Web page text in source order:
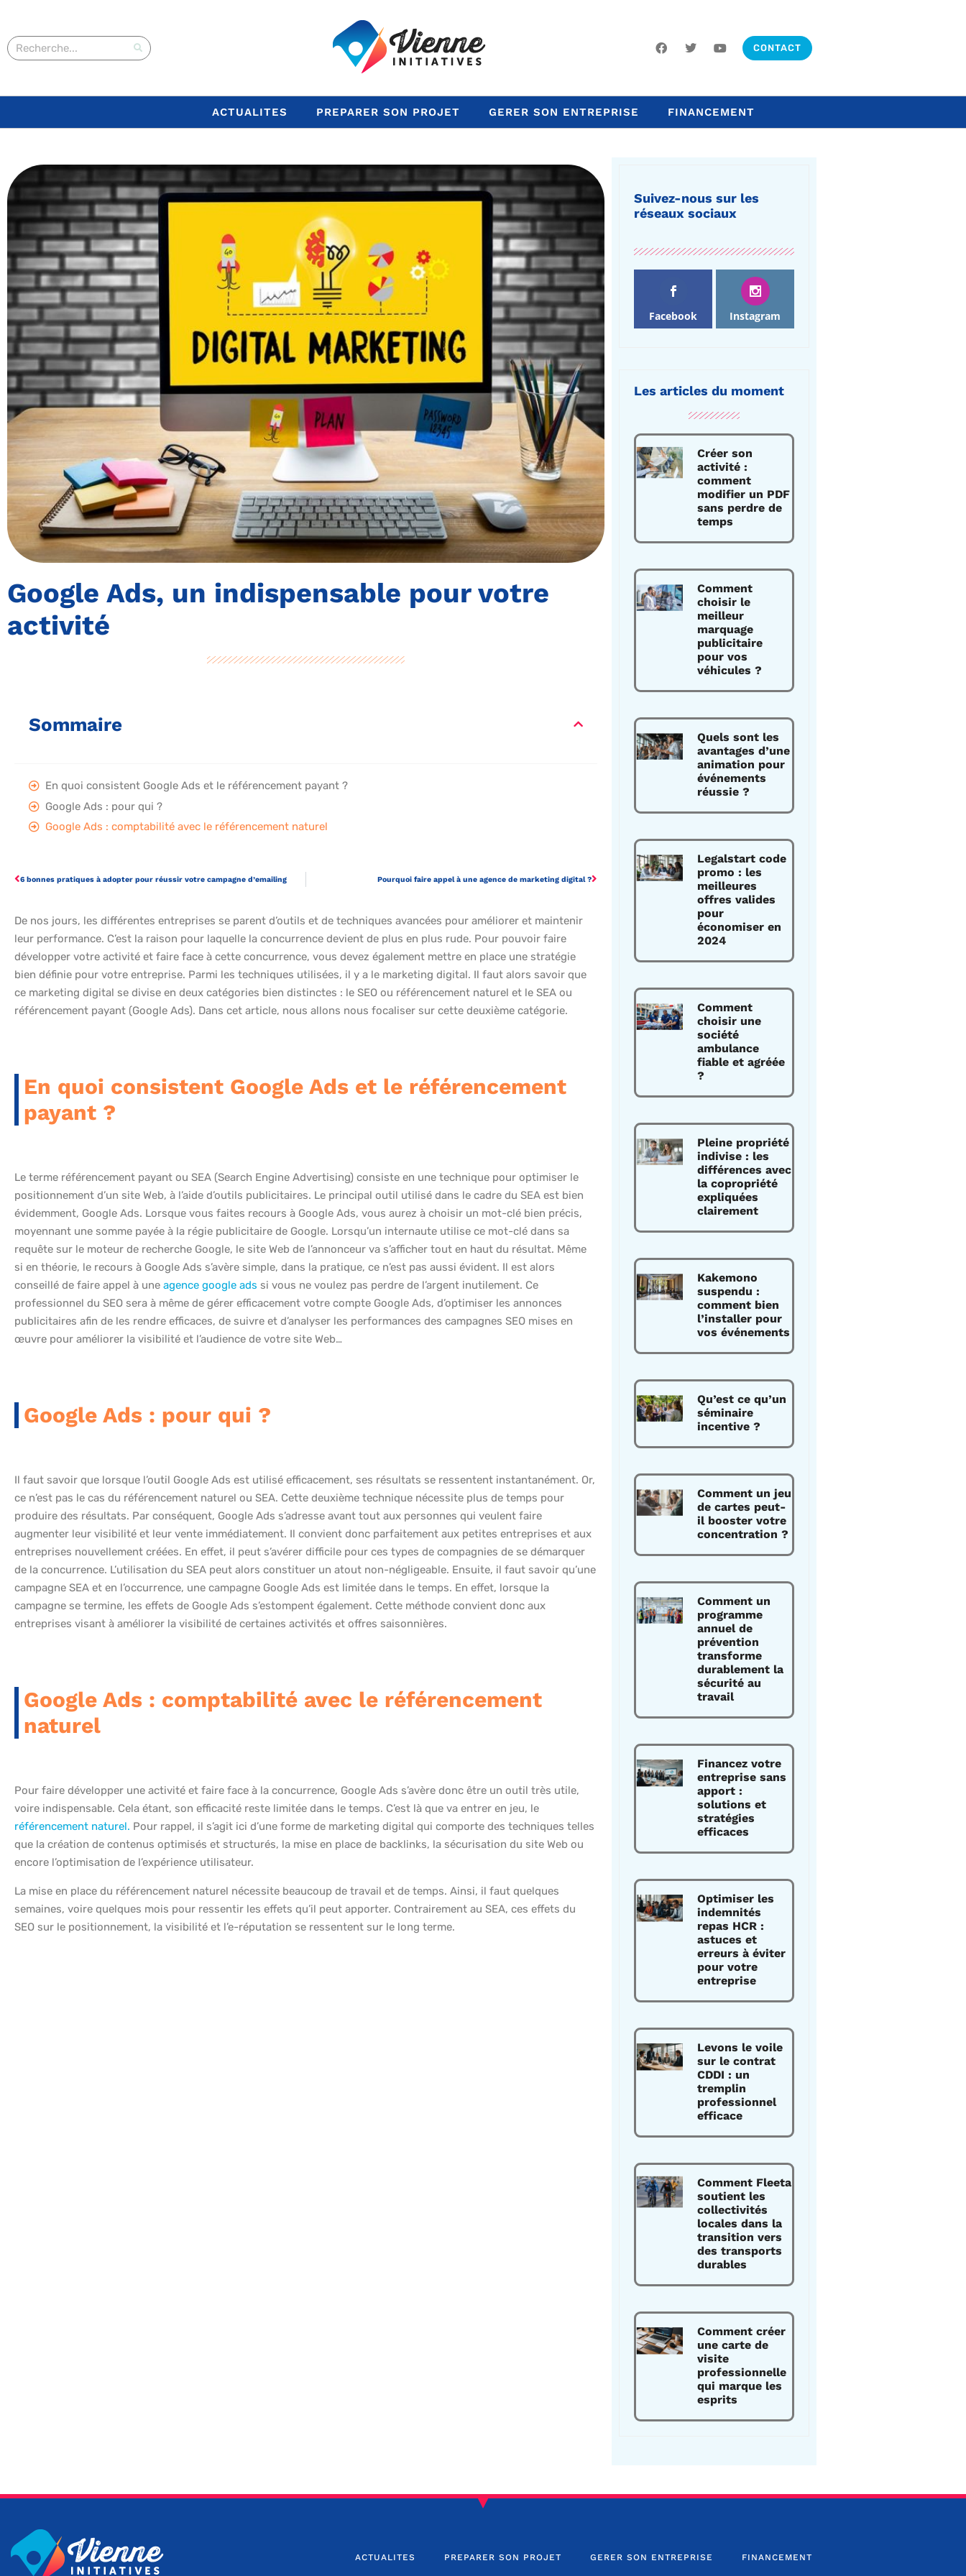
CONTACT
ACTUALITES PREPARER SON PROJET GERER SON ENTREPRISE FINANCEMENT
Google Ads, un indispensable pour votre
activité
Sommaire
En quoi consistent Google Ads et le référencement payant ?
Google Ads : pour qui ?
Google Ads : comptabilité avec le référencement naturel
6 bonnes pratiques à adopter pour réussir votre campagne d’emailing Pourquoi faire appel à une agence de marketing digital ?
De nos jours, les différentes entreprises se parent d’outils et de techniques avancées pour améliorer et maintenir
leur performance. C’est la raison pour laquelle la concurrence devient de plus en plus rude. Pour pouvoir faire
développer votre activité et faire face à cette concurrence, vous devez également mettre en place une stratégie
bien définie pour votre entreprise. Parmi les techniques utilisées, il y a le marketing digital. Il faut alors savoir que
ce marketing digital se divise en deux catégories bien distinctes : le SEO ou référencement naturel et le SEA ou
référencement payant (Google Ads). Dans cet article, nous allons nous focaliser sur cette deuxième catégorie.
En quoi consistent Google Ads et le référencement
payant ?
Le terme référencement payant ou SEA (Search Engine Advertising) consiste en une technique pour optimiser le
positionnement d’un site Web, à l’aide d’outils publicitaires. Le principal outil utilisé dans le cadre du SEA est bien
évidemment, Google Ads. Lorsque vous faites recours à Google Ads, vous aurez à choisir un mot-clé bien précis,
moyennant une somme payée à la régie publicitaire de Google. Lorsqu’un internaute utilise ce mot-clé dans sa
requête sur le moteur de recherche Google, le site Web de l’annonceur va s’afficher tout en haut du résultat. Même
si en théorie, le recours à Google Ads s’avère simple, dans la pratique, ce n’est pas aussi évident. Il est alors
conseillé de faire appel à une agence google ads si vous ne voulez pas perdre de l’argent inutilement. Ce
professionnel du SEO sera à même de gérer efficacement votre compte Google Ads, d’optimiser les annonces
publicitaires afin de les rendre efficaces, de suivre et d’analyser les performances des campagnes SEO mises en
œuvre pour améliorer la visibilité et l’audience de votre site Web…
Google Ads : pour qui ?
Il faut savoir que lorsque l’outil Google Ads est utilisé efficacement, ses résultats se ressentent instantanément. Or,
ce n’est pas le cas du référencement naturel ou SEA. Cette deuxième technique nécessite plus de temps pour
produire des résultats. Par conséquent, Google Ads s’adresse avant tout aux personnes qui veulent faire
augmenter leur visibilité et leur vente immédiatement. Il convient donc parfaitement aux petites entreprises et aux
entreprises nouvellement créées. En effet, il peut s’avérer difficile pour ces types de compagnies de se démarquer
de la concurrence. L’utilisation du SEA peut alors constituer un atout non-négligeable. Ensuite, il faut savoir qu’une
campagne SEA et en l’occurrence, une campagne Google Ads est limitée dans le temps. En effet, lorsque la
campagne se termine, les effets de Google Ads s’estompent également. Cette méthode convient donc aux
entreprises visant à améliorer la visibilité de certaines activités et offres saisonnières.
Google Ads : comptabilité avec le référencement
naturel
Pour faire développer une activité et faire face à la concurrence, Google Ads s’avère donc être un outil très utile,
voire indispensable. Cela étant, son efficacité reste limitée dans le temps. C’est là que va entrer en jeu, le
référencement naturel. Pour rappel, il s’agit ici d’une forme de marketing digital qui comporte des techniques telles
que la création de contenus optimisés et structurés, la mise en place de backlinks, la sécurisation du site Web ou
encore l’optimisation de l’expérience utilisateur.
La mise en place du référencement naturel nécessite beaucoup de travail et de temps. Ainsi, il faut quelques
semaines, voire quelques mois pour ressentir les effets qu’il peut apporter. Contrairement au SEA, ces effets du
SEO sur le positionnement, la visibilité et l’e-réputation se ressentent sur le long terme.
Suivez-nous sur les
réseaux sociaux
Facebook Instagram
Les articles du moment
Créer son
activité :
comment
modifier un PDF
sans perdre de
temps
Comment
choisir le
meilleur
marquage
publicitaire
pour vos
véhicules ?
Quels sont les
avantages d’une
animation pour
événements
réussie ?
Legalstart code
promo : les
meilleures
offres valides
pour
économiser en
2024
Comment
choisir une
société
ambulance
fiable et agréée
?
Pleine propriété
indivise : les
différences avec
la copropriété
expliquées
clairement
Kakemono
suspendu :
comment bien
l’installer pour
vos événements
Qu’est ce qu’un
séminaire
incentive ?
Comment un jeu
de cartes peut-
il booster votre
concentration ?
Comment un
programme
annuel de
prévention
transforme
durablement la
sécurité au
travail
Financez votre
entreprise sans
apport :
solutions et
stratégies
efficaces
Optimiser les
indemnités
repas HCR :
astuces et
erreurs à éviter
pour votre
entreprise
Levons le voile
sur le contrat
CDDI : un
tremplin
professionnel
efficace
Comment Fleeta
soutient les
collectivités
locales dans la
transition vers
des transports
durables
Comment créer
une carte de
visite
professionnelle
qui marque les
esprits
ACTUALITES PREPARER SON PROJET GERER SON ENTREPRISE FINANCEMENT